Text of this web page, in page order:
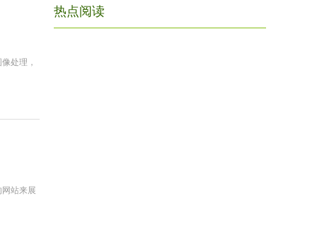
处理，
站来展
热点阅读